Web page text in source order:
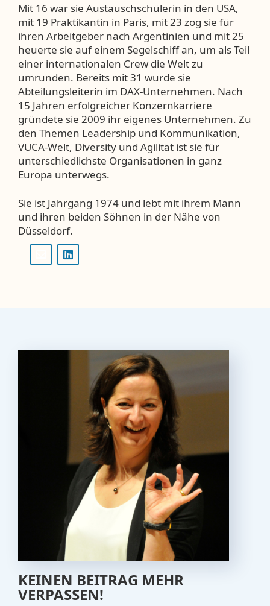
Mit 16 war sie Austauschschülerin in den USA,
mit 19 Praktikantin in Paris, mit 23 zog sie für
ihren Arbeitgeber nach Argentinien und mit 25
heuerte sie auf einem Segelschiff an, um als Teil
einer internationalen Crew die Welt zu
umrunden. Bereits mit 31 wurde sie
Abteilungsleiterin im DAX-Unternehmen. Nach
15 Jahren erfolgreicher Konzernkarriere
gründete sie 2009 ihr eigenes Unternehmen. Zu
den Themen Leadership und Kommunikation,
VUCA-Welt, Diversity und Agilität ist sie für
unterschiedlichste Organisationen in ganz
Europa unterwegs.
Sie ist Jahrgang 1974 und lebt mit ihrem Mann
und ihren beiden Söhnen in der Nähe von
Düsseldorf.
KEINEN BEITRAG MEHR
VERPASSEN!